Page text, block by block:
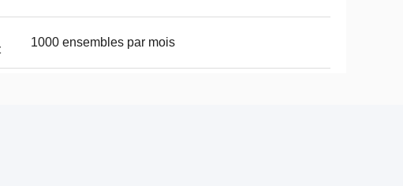
1000 ensembles par mois